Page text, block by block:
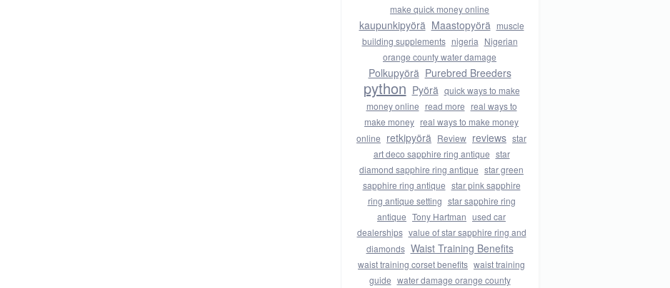
make quick money online
kaupunkipyörä Maastopyörä muscle
building supplements nigeria Nigerian
orange county water damage
Polkupyörä Purebred Breeders
python Pyörä quick ways to make
money online read more real ways to
make money real ways to make money
online retkipyörä Review reviews star
art deco sapphire ring antique star
diamond sapphire ring antique star green
sapphire ring antique star pink sapphire
ring antique setting star sapphire ring
antique Tony Hartman used car
dealerships value of star sapphire ring and
diamonds Waist Training Benefits
waist training corset benefits waist training
guide water damage orange county